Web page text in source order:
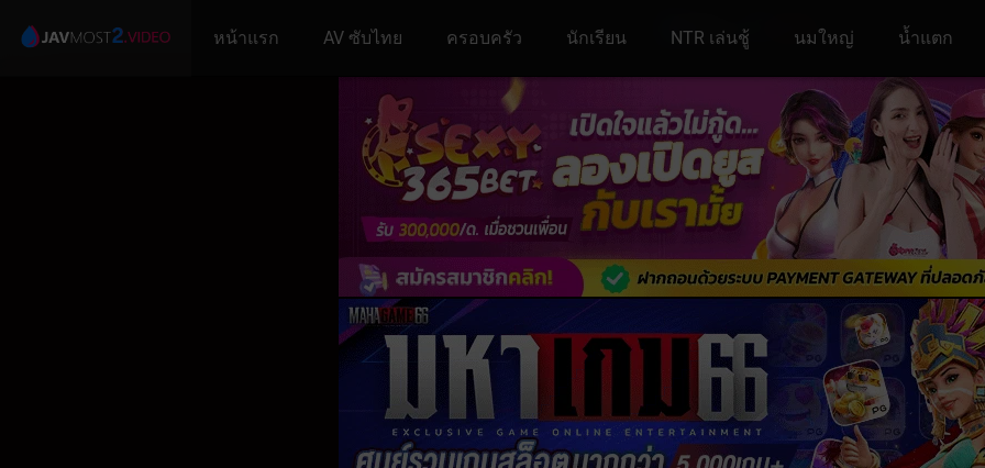
หน้าแรก AV ซับไทย ครอบครัว นักเรียน NTR เล่นชู้ นมใหญ่ น้ำแตก